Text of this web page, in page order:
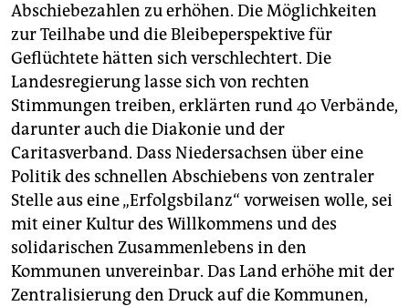
Abschiebezahlen zu erhöhen. Die Möglichkeiten
zur Teilhabe und die Bleibepers­pektive für
Geflüchtete hätten sich verschlechtert. Die
Landesregierung lasse sich von rechten
Stimmungen treiben, erklärten rund 40 Verbände,
darunter auch die Diakonie und der
Caritasverband. Dass Niedersachsen über eine
Politik des schnellen Abschiebens von zentraler
Stelle aus eine „Erfolgsbilanz“ vorweisen wolle, sei
mit einer Kultur des Willkommens und des
solidarischen Zusammenlebens in den
Kommunen unvereinbar. Das Land erhöhe mit der
Zentralisierung den Druck auf die Kommunen,